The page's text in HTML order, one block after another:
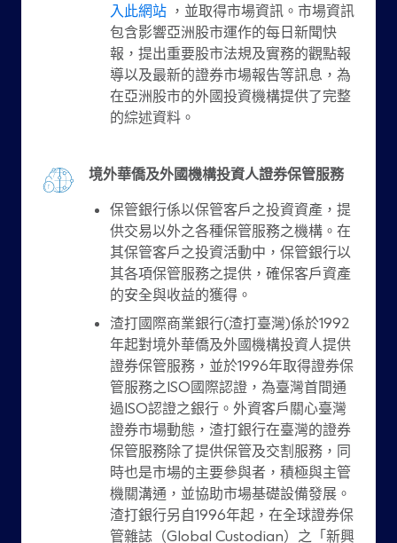
入此網站 ，並取得市場資訊。市場資訊
包含影響亞洲股市運作的每日新聞快
報，提出重要股市法規及實務的觀點報
導以及最新的證券市場報告等訊息，為
在亞洲股市的外國投資機構提供了完整
的綜述資料。
境外華僑及外國機構投資人證券保管服務
保管銀行係以保管客戶之投資資產，提
供交易以外之各種保管服務之機構。在
其保管客戶之投資活動中，保管銀行以
其各項保管服務之提供，確保客戶資產
的安全與收益的獲得。
渣打國際商業銀行(渣打臺灣)係於1992
年起對境外華僑及外國機構投資人提供
證券保管服務，並於1996年取得證券保
管服務之ISO國際認證，為臺灣首間通
過ISO認證之銀行。外資客戶關心臺灣
證券市場動態，渣打銀行在臺灣的證券
保管服務除了提供保管及交割服務，同
時也是市場的主要參與者，積極與主管
機關溝通，並協助市場基礎設備發展。
渣打銀行另自1996年起，在全球證券保
管雜誌（Global Custodian）之「新興